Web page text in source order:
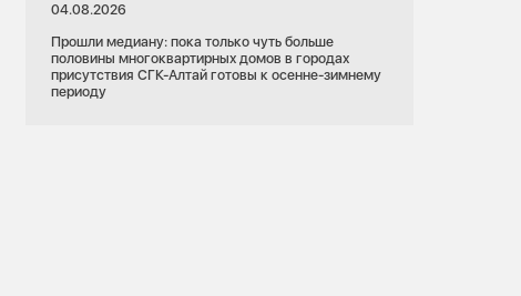
04.08.2026
Прошли медиану: пока только чуть больше
половины многоквартирных домов в городах
присутствия СГК-Алтай готовы к осенне-зимнему
периоду